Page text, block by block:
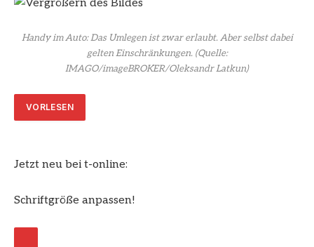
Handy im Auto: Das Umlegen ist zwar erlaubt. Aber selbst dabei
gelten Einschränkungen.(Quelle:
IMAGO/imageBROKER/Oleksandr Latkun)
VORLESEN
Jetzt neu bei t-online:
Schriftgröße anpassen!